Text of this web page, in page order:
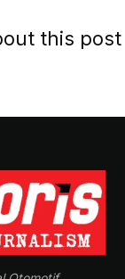
this post